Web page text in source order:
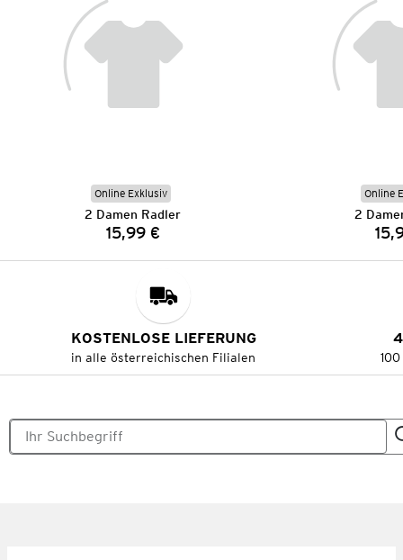
Online Exklusiv
2 Damen Radler
Preis:
15,99 €
Online
2
KOSTENLOSE LIEFERUNG
in alle österreichischen Filialen